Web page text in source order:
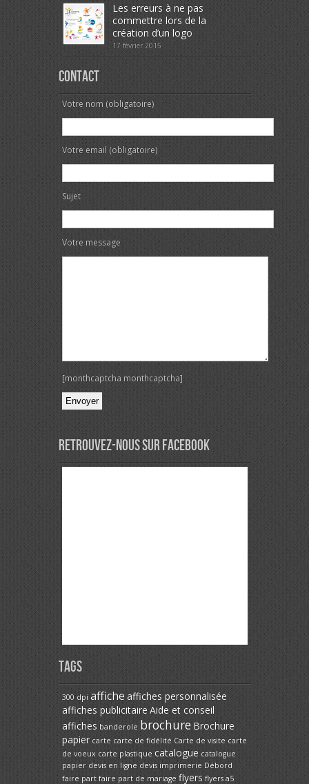
Les erreurs à ne pas
commettre lors de la
création d’un logo
17 février 2015
Contact
Votre nom (obligatoire)
Votre email (obligatoire)
Sujet
Votre message
[monthcaptcha monthcaptcha]
Veuillez laisser ce champ vide.
Retrouvez-nous sur Facebook
Tags
300 dpi affiche affiches personnalisée
affiches publicitaire Aide et conseil
affiches banderole brochure Brochure
papier carte carte de fidélité Carte de visite carte
de voeux carte plastique catalogue catalogue
papier devis en ligne devis imprimerie Débord
faire part faire part de mariage flyers flyers a5